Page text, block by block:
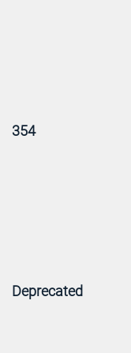
354
Deprecated